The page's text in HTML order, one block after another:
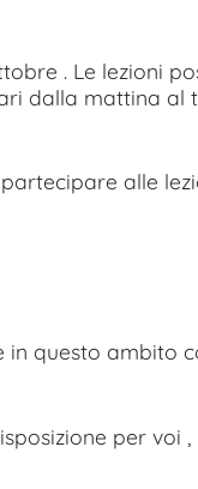
. Le lezioni
dalla mattina
alle
questo ambito
per